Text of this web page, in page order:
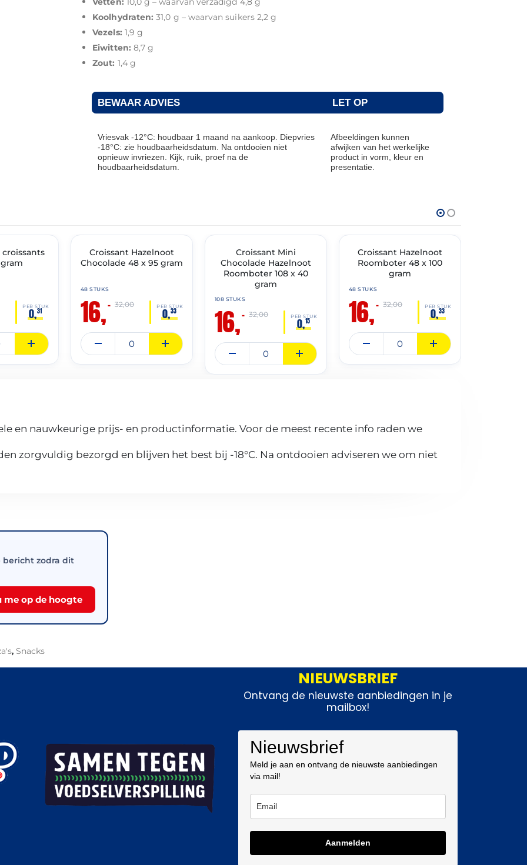
Koolhydraten: 31,0 g – waarvan suikers 2,2 g
Vezels: 1,9 g
Eiwitten: 8,7 g
Zout: 1,4 g
BEWAAR ADVIES LET OP
Vriesvak -12°C: houdbaar 1 maand na aankoop. Diepvries
-18°C: zie houdbaarheidsdatum. Na ontdooien niet
opnieuw invriezen. Kijk, ruik, proef na de
houdbaarheidsdatum.
Afbeeldingen kunnen
afwijken van het werkelijke
product in vorm, kleur en
presentatie.
PER STUK
0,31
🔥 OP=OP
Croissant Hazelnoot
Chocolade 48 x 95 gram
48 STUKS
16,– PER STUK
0,33
32,00
🔥 OP=OPCroissant Mini
Chocolade Hazelnoot
Roomboter 108 x 40
gram
108 STUKS
16,– PER STUK
0,15
32,00
🔥 OP=OP
Croissant Hazelnoot
Roomboter 48 x 100
gram
48 STUKS
16,– PER STUK
0,33
32,00
en nauwkeurige prijs- en productinformatie. Voor de meest recente info raden we
zorgvuldig bezorgd en blijven het best bij -18°C. Na ontdooien adviseren we om niet
bericht zodra dit
me op de hoogte
, Snacks
NIEUWSBRIEF
Ontvang de nieuwste aanbiedingen in je
mailbox!
Nieuwsbrief
Meld je aan en ontvang de nieuwste aanbiedingen
via mail!
Aanmelden